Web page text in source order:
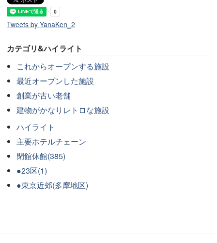
Tweets by YanaKen_2
カテゴリ&ハイライト
これからオープンする施設
最近オープンした施設
創業が古い老舗
建物がかなりレトロな施設
ハイライト
主要ホテルチェーン
閉館休館(385)
●23区(1)
●東京近郊(多摩地区)